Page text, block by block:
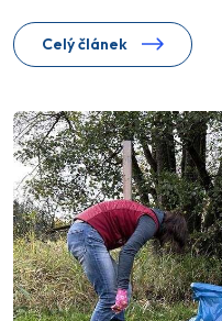
Celý článek